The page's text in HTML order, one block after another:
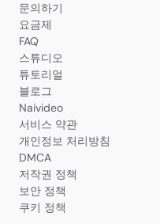
문의하기
요금제
FAQ
스튜디오
튜토리얼
블로그
Naivideo
서비스 약관
개인정보 처리방침
DMCA
저작권 정책
보안 정책
쿠키 정책